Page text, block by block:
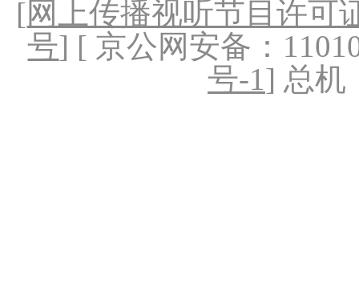
[网上传播视听节目许可
号] [ 京公网安备：
号-1] 总机